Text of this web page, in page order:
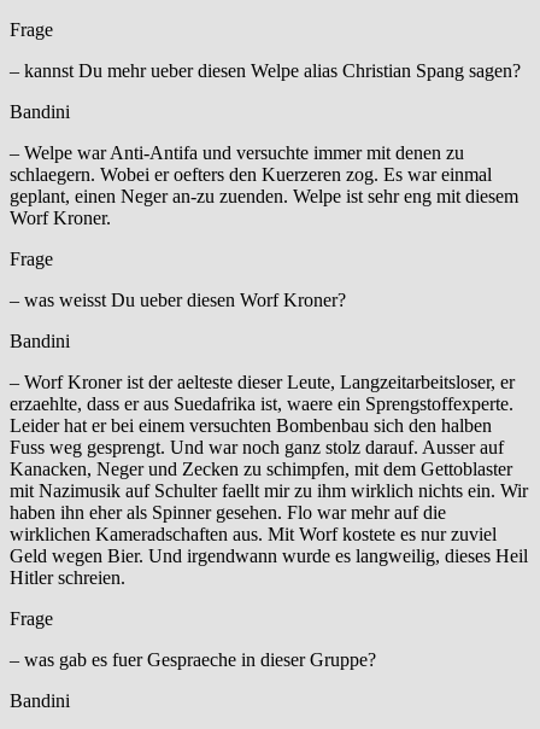
Frage
– kannst Du mehr ueber diesen Welpe alias Christian Spang sagen?
Bandini
– Welpe war Anti-Antifa und versuchte immer mit denen zu
schlaegern. Wobei er oefters den Kuerzeren zog. Es war einmal
geplant, einen Neger an-zu zuenden. Welpe ist sehr eng mit diesem
Worf Kroner.
Frage
– was weisst Du ueber diesen Worf Kroner?
Bandini
– Worf Kroner ist der aelteste dieser Leute, Langzeitarbeitsloser, er
erzaehlte, dass er aus Suedafrika ist, waere ein Sprengstoffexperte.
Leider hat er bei einem versuchten Bombenbau sich den halben
Fuss weg gesprengt. Und war noch ganz stolz darauf. Ausser auf
Kanacken, Neger und Zecken zu schimpfen, mit dem Gettoblaster
mit Nazimusik auf Schulter faellt mir zu ihm wirklich nichts ein. Wir
haben ihn eher als Spinner gesehen. Flo war mehr auf die
wirklichen Kameradschaften aus. Mit Worf kostete es nur zuviel
Geld wegen Bier. Und irgendwann wurde es langweilig, dieses Heil
Hitler schreien.
Frage
– was gab es fuer Gespraeche in dieser Gruppe?
Bandini